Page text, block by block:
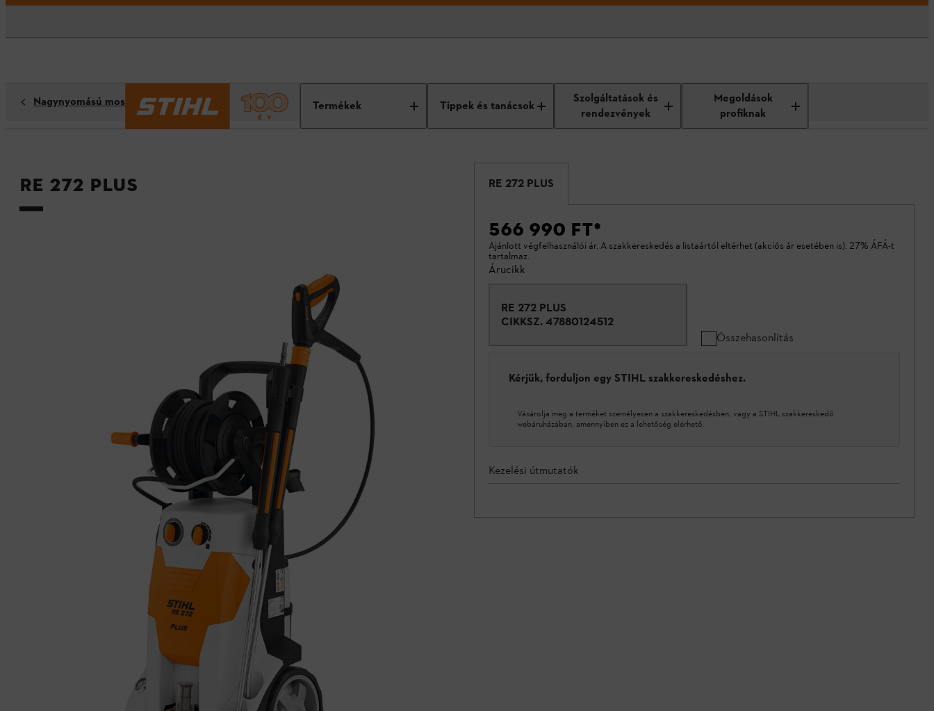
Termékek Tippek és tanácsok
Szolgáltatások és
rendezvények
Megoldások
profiknak
Nagynyomású mosók
RE 272 PLUS RE 272 PLUS
566 990 FT*
Ajánlott végfelhasználói ár. A szakkereskedés a listaártól eltérhet (akciós ár esetében is). 27% ÁFÁ-t
tartalmaz.
Árucikk
RE 272 PLUS
CIKKSZ. 47880124512
Összehasonlítás
Kérjük, forduljon egy STIHL szakkereskedéshez.
Vásárolja meg a terméket személyesen a szakkereskedésben, vagy a STIHL szakkereskedő
webáruházában, amennyiben ez a lehetőség elérhető.
Kezelési útmutatók